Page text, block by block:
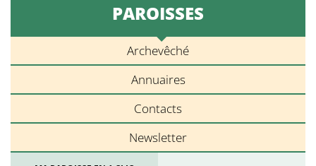
PAROISSES
Archevêché
Annuaires
Contacts
Newsletter